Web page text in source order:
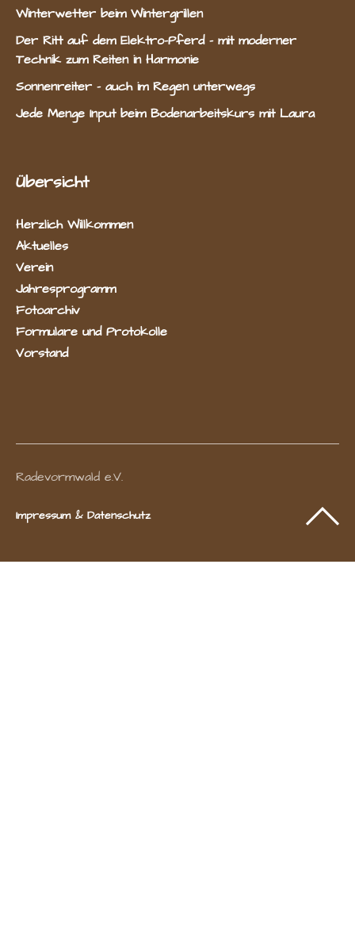
Winterwetter beim Wintergrillen
Der Ritt auf dem Elektro-Pferd – mit moderner
Technik zum Reiten in Harmonie
Sonnenreiter – auch im Regen unterwegs
Jede Menge Input beim Bodenarbeitskurs mit Laura
Übersicht
Herzlich Willkommen
Aktuelles
Verein
Jahresprogramm
Fotoarchiv
Formulare und Protokolle
Vorstand
Radevormwald e.V.
Impressum & Datenschutz